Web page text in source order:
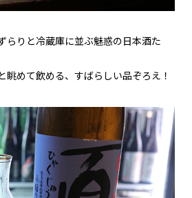
らりと冷蔵庫に並ぶ魅惑の日本酒た
眺めて飲める、すばらしい品ぞろえ！